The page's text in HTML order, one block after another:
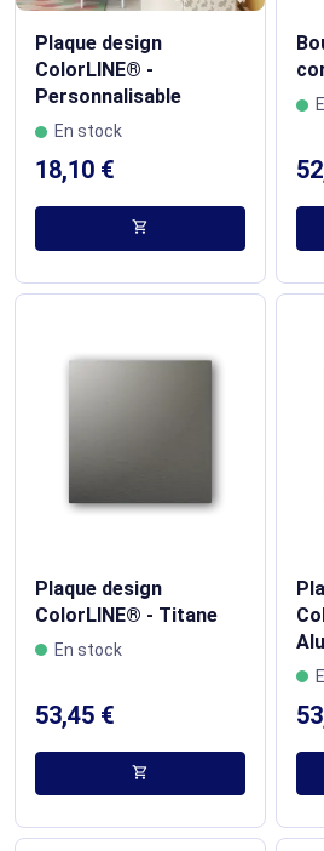
Plaque design
ColorLINE® -
Personnalisable
En stock
18,10 €
shopping_cart
Plaque design
ColorLINE® - Titane
En stock
53,45 €
shopping_cart